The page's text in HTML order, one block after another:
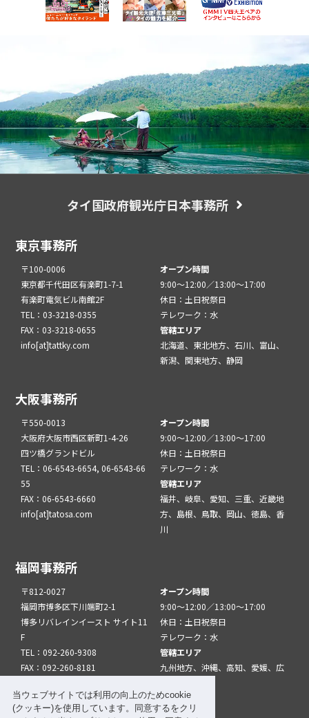
当ウェブサイトでは利用の向上のためcookie
(クッキー)を使用しています。同意するをクリ
タイ国政府観光庁日本事務所
東京事務所
〒100-0006
東京都千代田区有楽町1-7-1
有楽町電気ビル南館2F
TEL：03-3218-0355
FAX：03-3218-0655
info[at]tattky.com
オープン時間
9:00～12:00／13:00～17:00
休日：土日祝祭日
テレワーク：水
管轄エリア
北海道、東北地方、石川、富山、
新潟、関東地方、静岡
大阪事務所
〒550-0013
大阪府大阪市西区新町1-4-26
四ツ橋グランドビル
TEL：06-6543-6654, 06-6543-66
55
FAX：06-6543-6660
info[at]tatosa.com
オープン時間
9:00～12:00／13:00～17:00
休日：土日祝祭日
テレワーク：水
管轄エリア
福井、岐阜、愛知、三重、近畿地
方、島根、鳥取、岡山、徳島、香
川
福岡事務所
〒812-0027
福岡市博多区下川端町2-1
博多リバレインイースト サイト11
F
TEL：092-260-9308
FAX：092-260-8181
オープン時間
9:00～12:00／13:00～17:00
休日：土日祝祭日
テレワーク：水
管轄エリア
九州地方、沖縄、高知、愛媛、広